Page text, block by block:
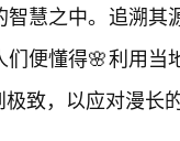
智慧之中。追溯
们便懂得🌸利用
致，以应对漫长